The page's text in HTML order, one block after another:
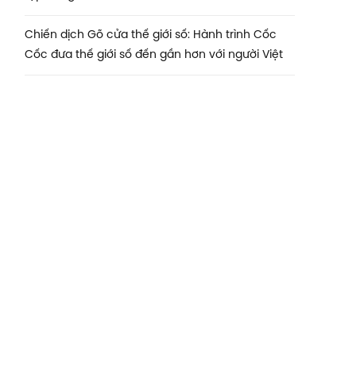
Chiến dịch Gõ cửa thế giới số: Hành trình Cốc
Cốc đưa thế giới số đến gần hơn với người Việt